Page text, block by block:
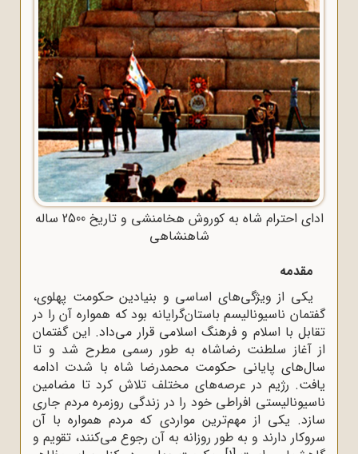
ادای احترام شاه به کوروش هخامنشی و تاریخ 2500 ساله
شاهنشاهی
مقدمه
یکی از ویژگی‌های اساسی و بنیادین حکومت پهلوی،
گفتمان ناسیونالیسم باستان‌گرایانه بود که همواره آن را در
تقابل با اسلام و فرهنگ اسلامی قرار می‌داد. این گفتمان
از آغاز سلطنت رضاشاه به ‌طور رسمی مطرح شد و تا
سال‌های پایانی حکومت محمدرضا شاه با شدت ادامه
یافت. رژیم در عرصه‌های مختلف تلاش کرد تا مضامین
ناسیونالیستی افراطی خود را در زندگی روزمره مردم جاری
سازد. یکی از مهم‌ترین مواردی که مردم همواره با آن
سروکار دارند و به ‌طور روزانه به آن رجوع می‌کنند، تقویم و